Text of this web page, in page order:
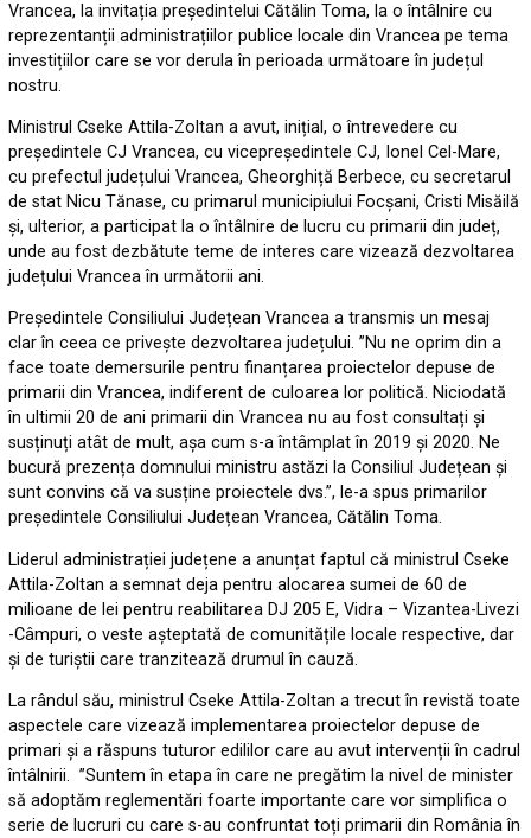
Vrancea, la invitația președintelui Cătălin Toma, la o întâlnire cu
reprezentanții administrațiilor publice locale din Vrancea pe tema
investițiilor care se vor derula în perioada următoare în județul
nostru.
Ministrul Cseke Attila-Zoltan a avut, inițial, o întrevedere cu
președintele CJ Vrancea, cu vicepreședintele CJ, Ionel Cel-Mare,
cu prefectul județului Vrancea, Gheorghiță Berbece, cu secretarul
de stat Nicu Tănase, cu primarul municipiului Focșani, Cristi Misăilă
și, ulterior, a participat la o întâlnire de lucru cu primarii din județ,
unde au fost dezbătute teme de interes care vizează dezvoltarea
județului Vrancea în următorii ani.
Președintele Consiliului Județean Vrancea a transmis un mesaj
clar în ceea ce privește dezvoltarea județului. ”Nu ne oprim din a
face toate demersurile pentru finanțarea proiectelor depuse de
primarii din Vrancea, indiferent de culoarea lor politică. Niciodată
în ultimii 20 de ani primarii din Vrancea nu au fost consultați și
susținuți atât de mult, așa cum s-a întâmplat în 2019 și 2020. Ne
bucură prezența domnului ministru astăzi la Consiliul Județean și
sunt convins că va susține proiectele dvs.”, le-a spus primarilor
președintele Consiliului Județean Vrancea, Cătălin Toma.
Liderul administrației județene a anunțat faptul că ministrul Cseke
Attila-Zoltan a semnat deja pentru alocarea sumei de 60 de
milioane de lei pentru reabilitarea DJ 205 E, Vidra – Vizantea-Livezi
-Câmpuri, o veste așteptată de comunitățile locale respective, dar
și de turiștii care tranzitează drumul în cauză.
La rândul său, ministrul Cseke Attila-Zoltan a trecut în revistă toate
aspectele care vizează implementarea proiectelor depuse de
primari și a răspuns tuturor edililor care au avut intervenții în cadrul
întâlnirii. ”Suntem în etapa în care ne pregătim la nivel de minister
să adoptăm reglementări foarte importante care vor simplifica o
serie de lucruri cu care s-au confruntat toți primarii din România în